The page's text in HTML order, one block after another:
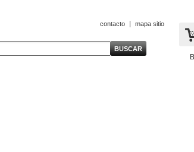
contacto mapa sitio